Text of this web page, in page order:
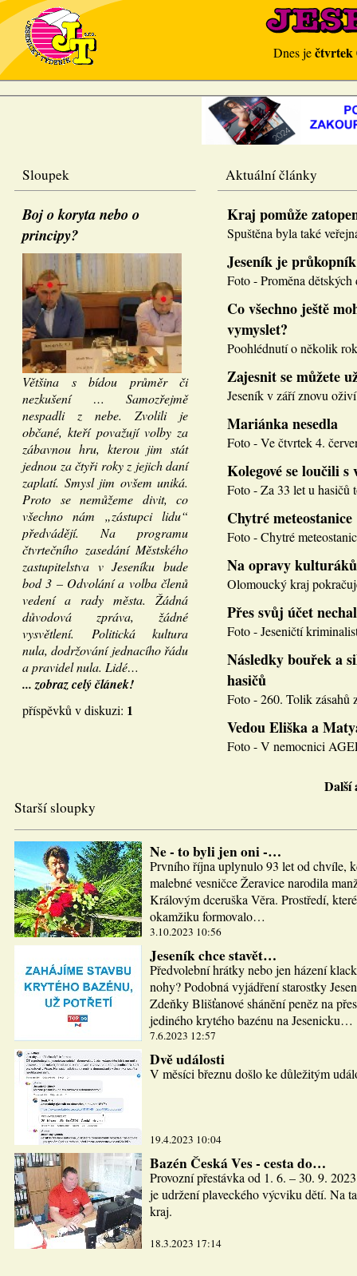
Dnes ječtvrtek
Sloupek
Boj o koryta nebo o
principy?
Většina s bídou průměr či
nezkušení … Samozřejmě
nespadli z nebe. Zvolili je
občané, kteří považují volby za
zábavnou hru, kterou jim stát
jednou za čtyři roky z jejich daní
zaplatí. Smysl jim ovšem uniká.
Proto se nemůžeme divit, co
všechno nám „zástupci lidu“
předvádějí. Na programu
čtvrtečního zasedání Městského
zastupitelstva v Jeseníku bude
bod 3 – Odvolání a volba členů
vedení a rady města. Žádná
důvodová zpráva, žádné
vysvětlení. Politická kultura
nula, dodržování jednacího řádu
a pravidel nula. Lidé…
... zobraz celý článek!
příspěvků v diskuzi: 1
Aktuální články
Kraj pomůže
Spuštěna byla také
Jeseník je průkopník
Foto - Proměna
Co všechno ještě
vymyslet?
Poohlédnutí o několik
Zajesnit se můžete
Jeseník v září znovu
Mariánka nesedla
Foto - Ve čtvrtek 4.
Kolegové se loučili s
Foto - Za 33 let u hasičů
Chytré meteostanice
Foto - Chytré
Na opravy
Olomoucký kraj
Přes svůj účet
Foto - Jeseničtí
Následky bouřek a
hasičů
Foto - 260. Tolik zásahů
Vedou Eliška a
Foto - V nemocnici
Starší sloupky
Ne - to byli jen oni -…
Prvního října uplynulo 93 let od chvíle,
malebné vesničce Žeravice narodila
Královým dceruška Věra. Prostředí,
okamžiku formovalo…
3.10.2023 10:56
Jeseník chce stavět…
Předvolební hrátky nebo jen házení
nohy? Podobná vyjádření starostky
Zdeňky Blišťanové shánění peněz na
jediného krytého bazénu na Jesenicku…
7.6.2023 12:57
Dvě události
V měsíci březnu došlo ke důležitým
19.4.2023 10:04
Bazén Česká Ves - cesta do…
Provozní přestávka od 1. 6. – 30. 9.
je udržení plaveckého výcviku dětí. Na
kraj.
18.3.2023 17:14